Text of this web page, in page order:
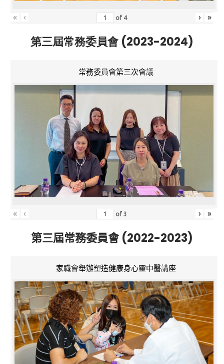
« ‹ of 4 › »
第三屆常務委員會 (2023-2024)
常務委員會第三次會議
« ‹ of3 › »
第三屆常務委員會 (2022-2023)
家職會舉辦塑造健康身心靈中醫講座